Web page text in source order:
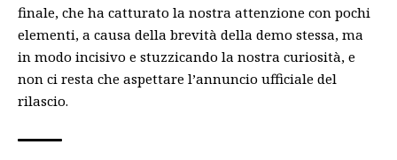
finale, che ha catturato la nostra attenzione con pochi
elementi, a causa della brevità della demo stessa, ma
in modo incisivo e stuzzicando la nostra curiosità, e
non ci resta che aspettare l’annuncio ufficiale del
rilascio.